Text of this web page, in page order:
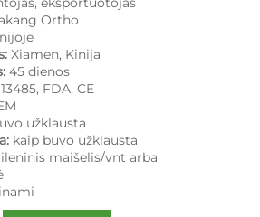
Ortho
Xiamen, Kinija
45 dienos
FDA, CE
užklausta
kaip buvo užklausta
maišelis/vnt arba